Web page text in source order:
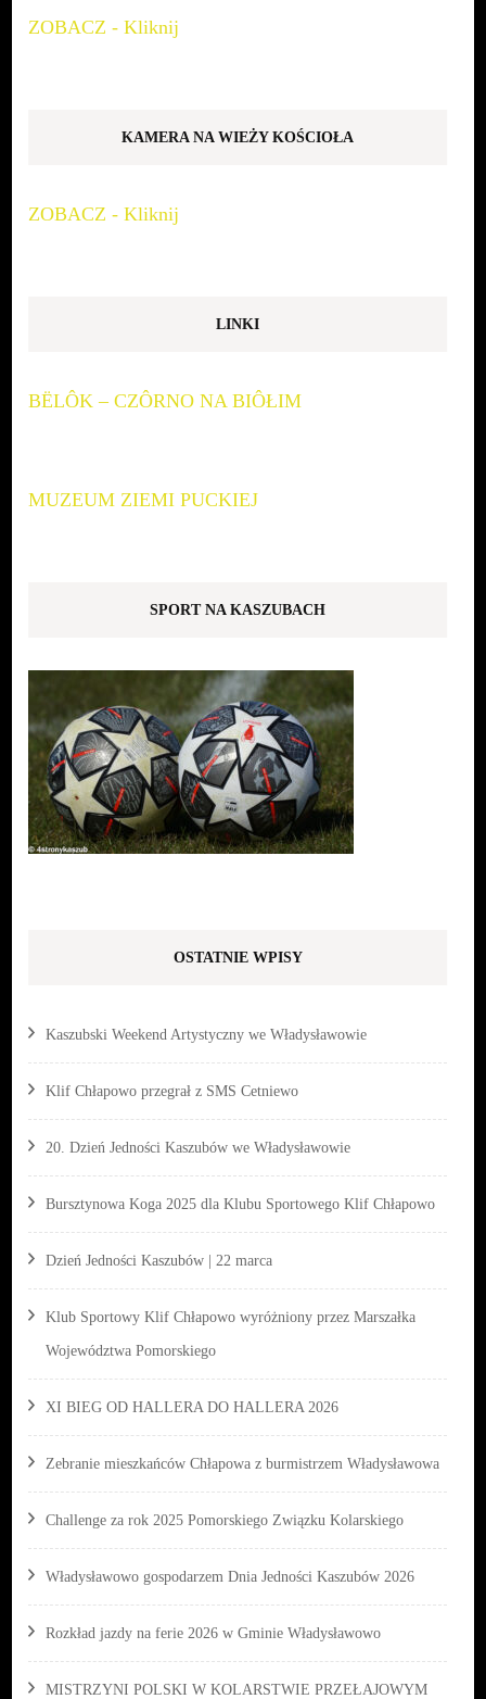
ZOBACZ - Kliknij
KAMERA NA WIEŻY KOŚCIOŁA
ZOBACZ - Kliknij
LINKI
BËLÔK – CZÔRNO NA BIÔŁIM
MUZEUM ZIEMI PUCKIEJ
SPORT NA KASZUBACH
OSTATNIE WPISY
Kaszubski Weekend Artystyczny we Władysławowie
Klif Chłapowo przegrał z SMS Cetniewo
20. Dzień Jedności Kaszubów we Władysławowie
Bursztynowa Koga 2025 dla Klubu Sportowego Klif Chłapowo
Dzień Jedności Kaszubów | 22 marca
Klub Sportowy Klif Chłapowo wyróżniony przez Marszałka
Województwa Pomorskiego
XI BIEG OD HALLERA DO HALLERA 2026
Zebranie mieszkańców Chłapowa z burmistrzem Władysławowa
Challenge za rok 2025 Pomorskiego Związku Kolarskiego
Władysławowo gospodarzem Dnia Jedności Kaszubów 2026
Rozkład jazdy na ferie 2026 w Gminie Władysławowo
MISTRZYNI POLSKI W KOLARSTWIE PRZEŁAJOWYM